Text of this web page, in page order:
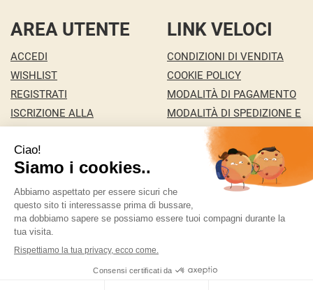
AREA UTENTE
ACCEDI
WISHLIST
REGISTRATI
ISCRIZIONE ALLA
CONTATTI
LINK VELOCI
CONDIZIONI DI VENDITA
COOKIE POLICY
MODALITÀ DI PAGAMENTO
MODALITÀ DI SPEDIZIONE E
INFORMATIVA PRIVACY
MA.RI 29 S.A.S. DI MARCO PONZA & C.
146/c 36100 Vicenza ( VI)
ordini@bigfree.it
04155950241 | Numero R.E.A.: